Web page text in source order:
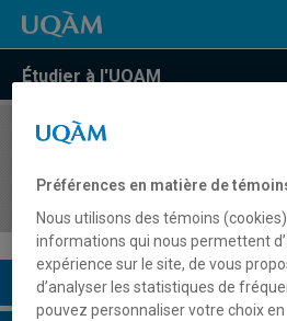
Étudier à l'UQAM
COURS//
et sociaux, éthiques et
Description du cours
Préférences en matière de
Nous utilisons des témoins
informations qui nous permettent
expérience sur le site, de vous
d’analyser les statistiques de
pouvez personnaliser votre choix